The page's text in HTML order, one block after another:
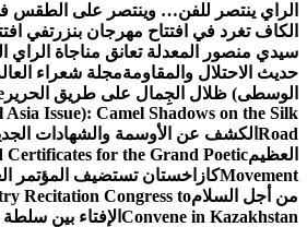
الراي ينتصر للفن… وينتصر على الطقس
الكاف تغرد في افتتاح مهرجان بنزرتفي
سيدي منصور المعدلة تعانق مناجاة الراي
حديث الاحتلال والمقاومةمجلة شعراء
الوسطى) ظلال الجِمال على طريق الحرير
Asia Issue): Camel Shadows on the Silk
Road الكشف عن الأوسمة والشهادات
العظيمCertificates for the Grand Poetic
Movementكازاخستان تستضيف المؤتمر
من أجل السلامRecitation Congress to
Convene in Kazakhstan الإفتاء بين